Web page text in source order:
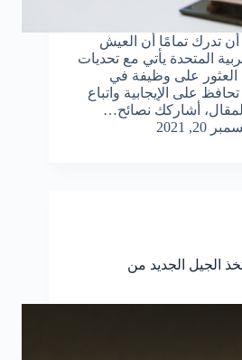
تدرك تمامًا أن العيش
المتحدة يأتي مع تحديات
العثور على وظيفة في
على الإيجابية واتباع
أشاركك نصائح…
20, 2021
الجيل الجديد من